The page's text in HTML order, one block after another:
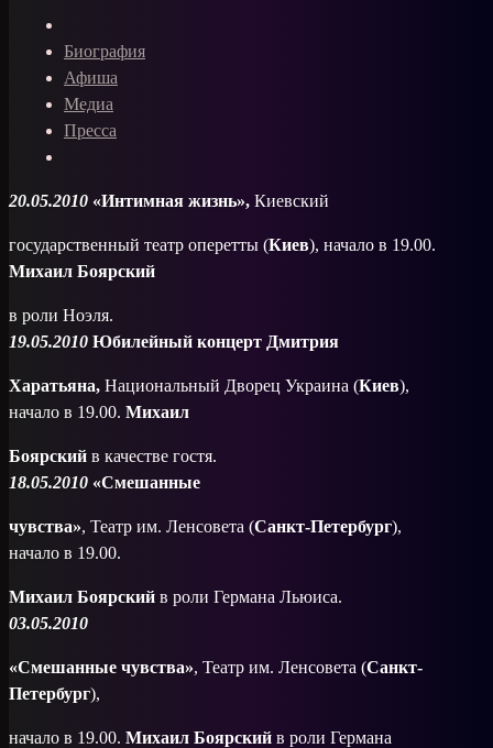
Биография
Афиша
Медиа
Пресса
20.05.2010 «Интимная жизнь», Киевский
государственный театр оперетты (Киев), начало в 19.00.
Михаил Боярский
в роли Ноэля.
19.05.2010 Юбилейный концерт Дмитрия
Харатьяна, Национальный Дворец Украина (Киев),
начало в 19.00. Михаил
Боярский в качестве гостя.
18.05.2010 «Смешанные
чувства», Театр им. Ленсовета (Санкт-Петербург),
начало в 19.00.
Михаил Боярский в роли Германа Льюиса.
03.05.2010
«Смешанные чувства», Театр им. Ленсовета (Санкт-
Петербург),
начало в 19.00. Михаил Боярский в роли Германа